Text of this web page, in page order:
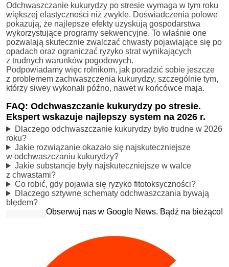
Odchwaszczanie kukurydzy po stresie wymaga w tym roku
większej elastyczności niż zwykle. Doświadczenia polowe
pokazują, że najlepsze efekty uzyskują gospodarstwa
wykorzystujące programy sekwencyjne. To właśnie one
pozwalają skutecznie zwalczać chwasty pojawiające się po
opadach oraz ograniczać ryzyko strat wynikających
z trudnych warunków pogodowych.
Podpowiadamy więc rolnikom, jak poradzić sobie jeszcze
z problemem zachwaszczenia kukurydzy, szczególnie tym,
którzy siwey wykonali późno, nawet w końcówce maja.
FAQ: Odchwaszczanie kukurydzy po stresie.
Ekspert wskazuje najlepszy system na 2026 r.
Dlaczego odchwaszczanie kukurydzy było trudne w 2026
roku?
Jakie rozwiązanie okazało się najskuteczniejsze
w odchwaszczaniu kukurydzy?
Jakie substancje były najskuteczniejsze w walce
z chwastami?
Co robić, gdy pojawia się ryzyko fitotoksyczności?
Dlaczego sztywne schematy odchwaszczania bywają
błędem?
Obserwuj nas w Google News. Bądź na bieżąco!